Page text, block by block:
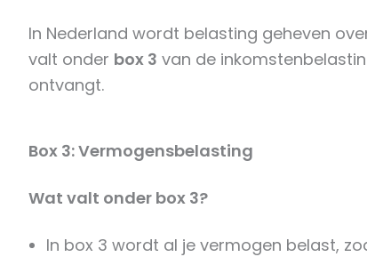
In Nederland wordt belasting geheven
valt onder box 3 van de
ontvangt.
Box 3: Vermogensbelasting
Wat valt onder box 3?
In box 3 wordt al je vermogen belast,